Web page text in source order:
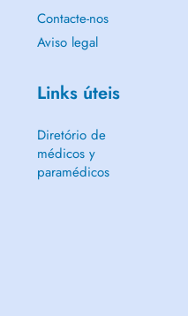
Contacte-nos
Aviso legal
Links úteis
Diretório de
médicos y
paramédicos